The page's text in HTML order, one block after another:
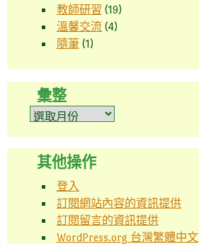
教師研習 (19)
溫馨交流(4)
隨筆(1)
彙整
彙
其他操作
登入
訂閱網站內容的資訊提供
訂閱留言的資訊提供
WordPress.org 台灣繁體中文